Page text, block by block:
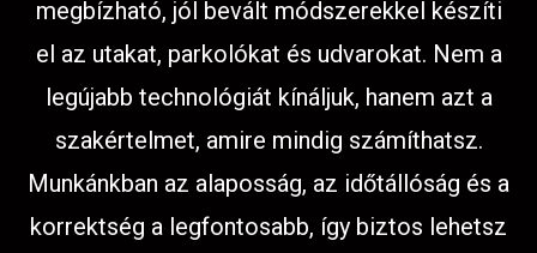
megbízható, jól bevált módszerekkel készíti
el az utakat, parkolókat és udvarokat. Nem a
legújabb technológiát kínáljuk, hanem azt a
szakértelmet, amire mindig számíthatsz.
Munkánkban az alaposság, az időtállóság és a
korrektség a legfontosabb, így biztos lehetsz